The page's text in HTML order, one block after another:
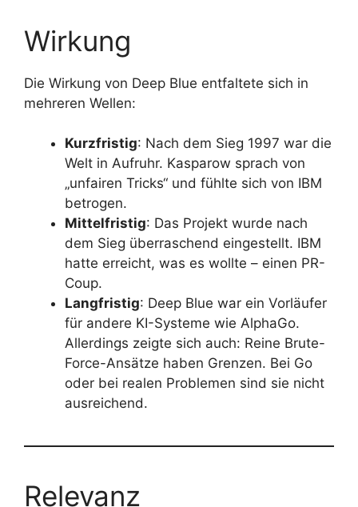
Wirkung
Die Wirkung von Deep Blue entfaltete sich in
mehreren Wellen:
Kurzfristig: Nach dem Sieg 1997 war die
Welt in Aufruhr. Kasparow sprach von
„unfairen Tricks“ und fühlte sich von IBM
betrogen.
Mittelfristig: Das Projekt wurde nach
dem Sieg überraschend eingestellt. IBM
hatte erreicht, was es wollte – einen PR-
Coup.
Langfristig: Deep Blue war ein Vorläufer
für andere KI-Systeme wie AlphaGo.
Allerdings zeigte sich auch: Reine Brute-
Force-Ansätze haben Grenzen. Bei Go
oder bei realen Problemen sind sie nicht
ausreichend.
Relevanz